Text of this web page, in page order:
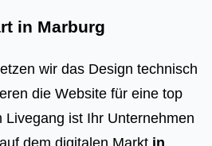
in Marburg
wir das Design technisch
die Website für eine top
Livegang ist Ihr Unternehmen
dem digitalen Markt in